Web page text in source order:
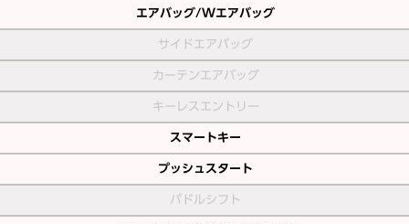
エアバッグ/Wエアバッグ
サイドエアバッグ
カーテンエアバッグ
キーレスエントリー
スマートキー
プッシュスタート
パドルシフト